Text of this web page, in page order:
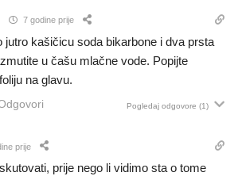
7 godine prije
jutro kašičicu soda bikarbone i dva prsta
u čašu mlačne vode. Popijte
na glavu.
Pogledaj odgovore (1)
prije
prije nego li vidimo sta o tome